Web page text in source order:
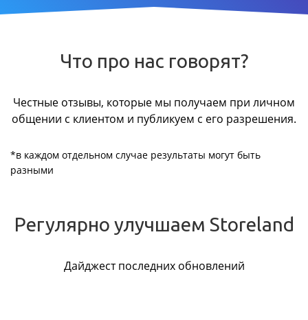
Что про нас говорят?
Честные отзывы, которые мы получаем при личном
общении с клиентом и публикуем с его разрешения.
*в каждом отдельном случае результаты могут быть
разными
Регулярно улучшаем Storeland
Дайджест последних обновлений